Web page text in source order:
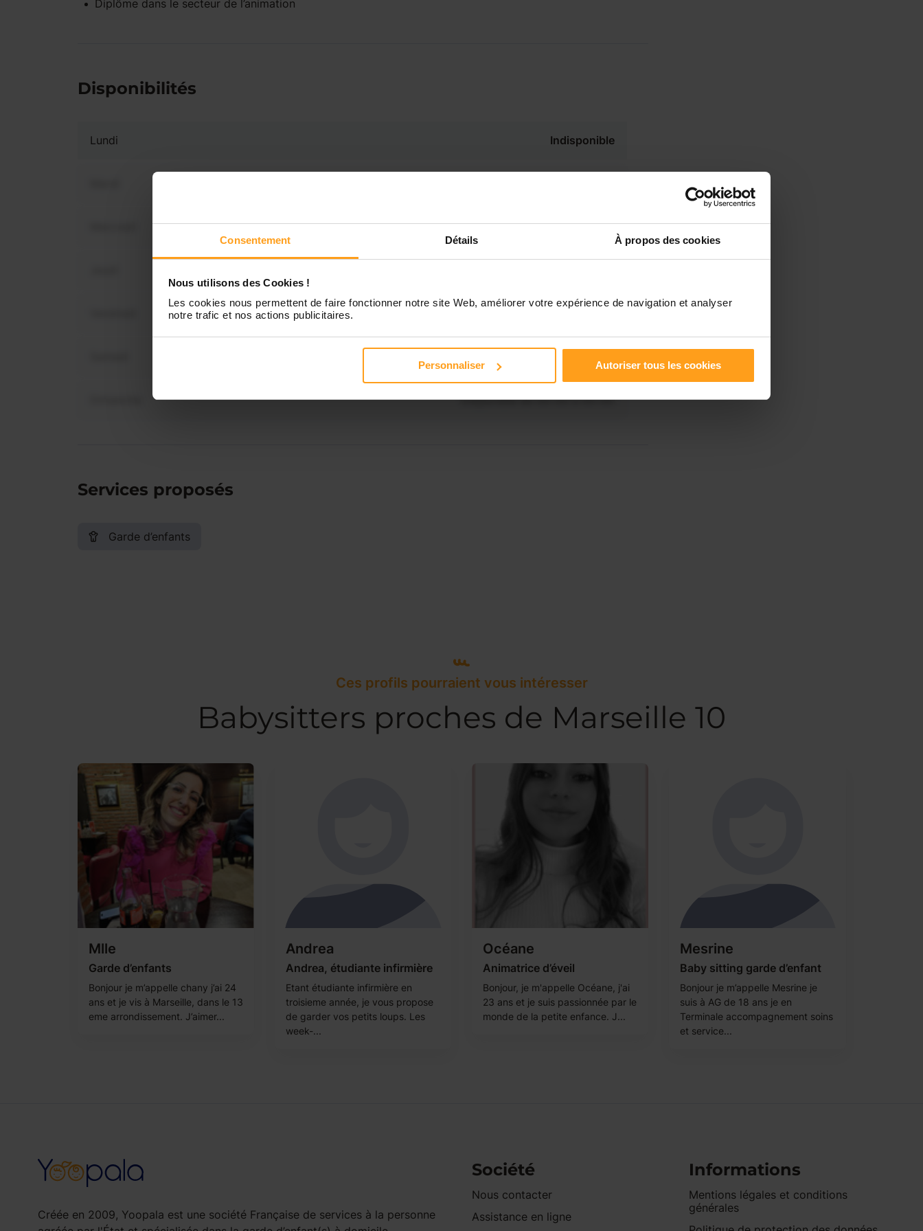
Consentement Détails À propos des cookies
Nous utilisons des Cookies !
Les cookies nous permettent de faire fonctionner notre site Web, améliorer votre expérience de navigation et analyser
notre trafic et nos actions publicitaires.
Personnaliser Autoriser tous les cookies
Diplôme dans le secteur de l’animation
Disponibilités
Lundi Indisponible
Disponible de 00:00 à 00:30
Disponible de 00:00 à 00:00
Vous souhaitez connaître les
Services proposés
Garde d’enfants
Ces profils pourraient vous intéresser
Babysitters proches de Marseille 10
Mlle
Garde d’enfants
Bonjour je m’appelle chany j’ai 24
ans et je vis à Marseille, dans le 13
eme arrondissement. J’aimer...
Andrea
Andrea, étudiante infirmière
Etant étudiante infirmière en
troisieme année, je vous propose
de garder vos petits loups. Les
week-...
Océane
Animatrice d’éveil
Bonjour, je m'appelle Océane, j'ai
23 ans et je suis passionnée par le
monde de la petite enfance. J...
Mesrine
Baby sitting garde d’enfant
Bonjour je m’appelle Mesrine je
suis à AG de 18 ans je en
Terminale accompagnement soins
et service...
Créée en 2009, Yoopala est une société Française de services à la personne
Société
Nous contacter
Assistance en ligne
Informations
Mentions légales et conditions
générales